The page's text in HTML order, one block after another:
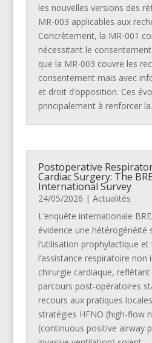
les nouvelles versions des
MR-003 applicables aux
Concrètement, la MR-001
nécessitant le
que la MR-003 couvre les
consentement mais avec
et droit d’opposition. Ces
principalement à renforcer
Postoperative
Cardiac Surgery: The
International Survey
24/05/2026 | Actualités
L’enquête internationale
évidence une hétérogénéité
l’utilisation prophylactique
l’assistance respiratoire non
chirurgie cardiaque, reflétant
parcours post-opératoires
recours aux pratiques
stratégies HFNO (high‑flow
(continuous positive airway